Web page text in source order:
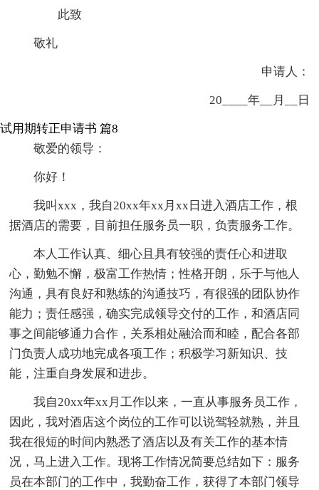
此致
敬礼
申请人：
20____年__月__日
试用期转正申请书 篇8
敬爱的领导：
你好！
我叫xxx，我自20xx年xx月xx日进入酒店工作，根
据酒店的需要，目前担任服务员一职，负责服务工作。
本人工作认真、细心且具有较强的责任心和进取
心，勤勉不懈，极富工作热情；性格开朗，乐于与他人
沟通，具有良好和熟练的沟通技巧，有很强的团队协作
能力；责任感强，确实完成领导交付的工作，和酒店同
事之间能够通力合作，关系相处融洽而和睦，配合各部
门负责人成功地完成各项工作；积极学习新知识、技
能，注重自身发展和进步。
我自20xx年xx月工作以来，一直从事服务员工作，
因此，我对酒店这个岗位的工作可以说驾轻就熟，并且
我在很短的时间内熟悉了酒店以及有关工作的基本情
况，马上进入工作。现将工作情况简要总结如下：服务
员在本部门的工作中，我勤奋工作，获得了本部门领导